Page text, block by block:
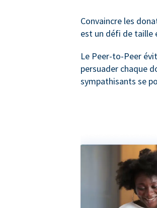
Convaincre les
est un défi de taille
Le Peer-to-Peer
persuader chaque
sympathisants se